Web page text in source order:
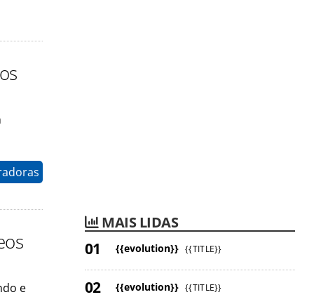
e
MAIS LIDAS
{{evolution}} {{TITLE}}
{{evolution}} {{TITLE}}